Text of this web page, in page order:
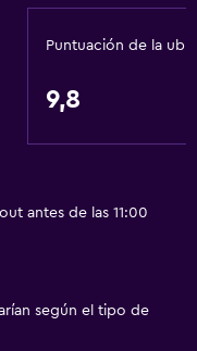
Puntuación de la
9,8
antes de las 11:00
según el tipo de